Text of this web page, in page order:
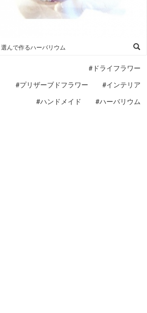
選んで作るハーバリウム
#ドライフラワー
#プリザーブドフラワー
#インテリア
#ハンドメイド
#ハーバリウム